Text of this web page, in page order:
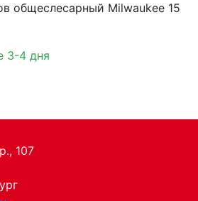
общеслесарный Milwaukee 15
3-4 дня
107